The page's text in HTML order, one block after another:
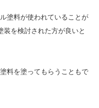
塗料が使われていることが
装を検討された方が良いと
料を塗ってもらうこともで